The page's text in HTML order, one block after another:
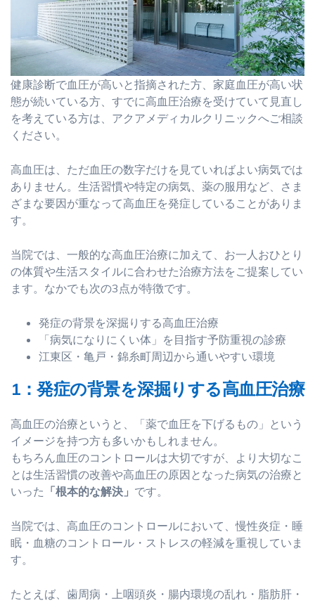
健康診断で血圧が高いと指摘された方、家庭血圧が高い状
態が続いている方、すでに高血圧治療を受けていて見直し
を考えている方は、アクアメディカルクリニックへご相談
ください。
高血圧は、ただ血圧の数字だけを見ていればよい病気では
ありません。生活習慣や特定の病気、薬の服用など、さま
ざまな要因が重なって高血圧を発症していることがありま
す。
当院では、一般的な高血圧治療に加えて、お一人おひとり
の体質や生活スタイルに合わせた治療方法をご提案してい
ます。なかでも次の3点が特徴です。
発症の背景を深掘りする高血圧治療
「病気になりにくい体」を目指す予防重視の診療
江東区・亀戸・錦糸町周辺から通いやすい環境
1：発症の背景を深掘りする高血圧治療
高血圧の治療というと、「薬で血圧を下げるもの」という
イメージを持つ方も多いかもしれません。
もちろん血圧のコントロールは大切ですが、より大切なこ
とは生活習慣の改善や高血圧の原因となった病気の治療と
いった 「根本的な解決」 です。
当院では、高血圧のコントロールにおいて、慢性炎症・睡
眠・血糖のコントロール・ストレスの軽減を重視していま
す。
たとえば、歯周病・上咽頭炎・腸内環境の乱れ・脂肪肝・